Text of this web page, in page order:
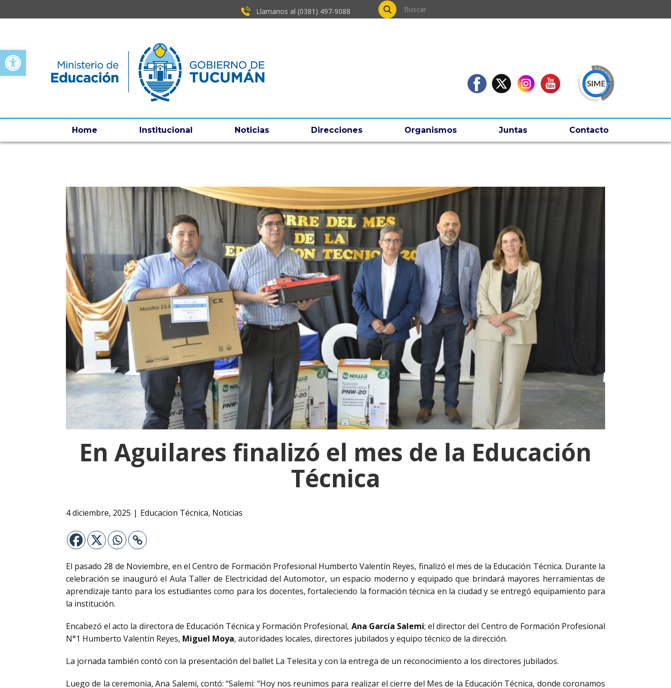
Open toolbar
Llamanos al (0381) ​497-9088
Home Institucional Noticias Direcciones Organismos Juntas Contacto
En Aguilares finalizó el mes de la Educación
Técnica
4 diciembre, 2025 Educacion Técnica, Noticias
El pasado 28 de Noviembre, en el Centro de Formación Profesional Humberto Valentín Reyes, finalizó el mes de la Educación Técnica. Durante la
celebración se inauguró el Aula Taller de Electricidad del Automotor, un espacio moderno y equipado que brindará mayores herramientas de
aprendizaje tanto para los estudiantes como para los docentes, fortaleciendo la formación técnica en la ciudad y se entregó equipamiento para
la institución.
Encabezó el acto la directora de Educación Técnica y Formación Profesional, Ana García Salemi; el director del Centro de Formación Profesional
N°1 Humberto Valentín Reyes, Miguel Moya, autoridades locales, directores jubilados y equipo técnico de la dirección.
La jornada también contó con la presentación del ballet La Telesita y con la entrega de un reconocimiento a los directores jubilados.
Luego de la ceremonia, Ana Salemi, contó: “Salemi: “Hoy nos reunimos para realizar el cierre del Mes de la Educación Técnica, donde coronamos